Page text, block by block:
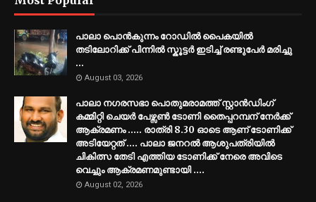
പാലാ പൊൻകുന്നം റോഡിൽ പൈകയിൽ
തടിലോറിക്ക് പിന്നിൽ സ്കൂട്ടർ ഇടിച്ച് രണ്ടുപേർ മരിച്ചു
...
August 03, 2026
പാലാ നഗരസഭാ പൊതുമരാമത്ത് സ്റ്റാൻഡിംഗ്
കമ്മിറ്റി ചെയർ പേഴ്സൺ ടോണി തൈപ്പറമ്പന് നേർക്ക്
ആക്രമണം ..... രാത്രി 8.30 ഓടെ ആണ് ടോണിക്ക്
അടിയേറ്റത് .... പാലാ ജനറൽ ആശുപത്രിയിൽ
ചികിത്സ തേടി എത്തിയ ടോണിക്ക് നേരെ അവിടെ
വെച്ചും ആക്രമണമുണ്ടായി ....
August 02, 2026